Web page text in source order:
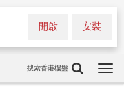
安裝
開啟
搜索香港樓盤